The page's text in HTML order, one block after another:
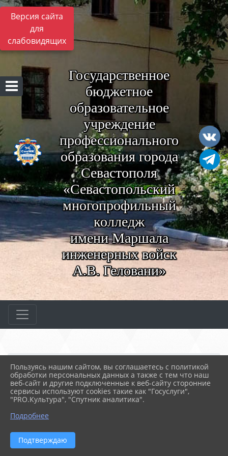
Версия сайта
для
слабовидящих
Государственное
бюджетное
образовательное
учреждение
профессионального
образования города
Севастополя
«Севастопольский
многопрофильный
колледж
имени Маршала
инженерных войск
А.В. Геловани»
Главная МЕРОПРИЯТИЯ
Новости
СПТК В ЮНАРМИИ. Акция ...
28.09.2022 11:27
СПТК В ЮНАРМИИ. АКЦИЯ «ПИСЬМО
Пользуясь нашим сайтом, вы соглашаетесь с политикой
обработки персональных данных а также с тем что наш
веб-сайт и другие подключенные к веб-сайту сторонние
сервисы используют cookies такие как "Госуслуги",
"PRO.Культура", "Спутник аналитика".
Подробнее
Подтверждаю